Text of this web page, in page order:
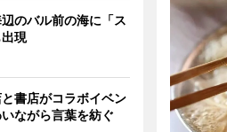
のバル前の海に「ス
現
書店がコラボイベン
ながら言葉を紡ぐ